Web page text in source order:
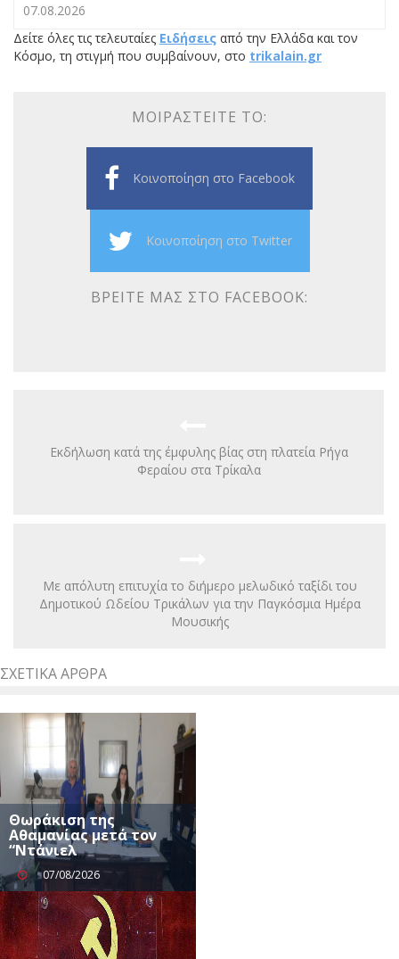
07.08.2026
Δείτε όλες τις τελευταίες Ειδήσεις από την Ελλάδα και τον
Κόσμο, τη στιγμή που συμβαίνουν, στο trikalain.gr
ΜΟΙΡΑΣΤΕΊΤΕ ΤΟ:
Κοινοποίηση στο Facebook
Κοινοποίηση στο Twitter
ΒΡΕΊΤΕ ΜΑΣ ΣΤΟ FACEBOOK:
Εκδήλωση κατά της έμφυλης βίας στη πλατεία Ρήγα
Φεραίου στα Τρίκαλα
Με απόλυτη επιτυχία το διήμερο μελωδικό ταξίδι του
Δημοτικού Ωδείου Τρικάλων για την Παγκόσμια Ημέρα
Μουσικής
ΣΧΕΤΙΚΆ ΆΡΘΡΑ
Θωράκιση της
Αθαμανίας μετά τον
“Ντάνιελ
07/08/2026